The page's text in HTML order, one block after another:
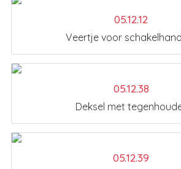
05.12.12
Veertje voor
05.12.38
Deksel met
05.12.39